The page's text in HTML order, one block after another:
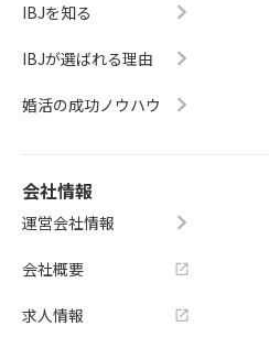
IBJを知る
IBJが選ばれる理由
婚活の成功ノウハウ
会社情報
運営会社情報
会社概要
求人情報